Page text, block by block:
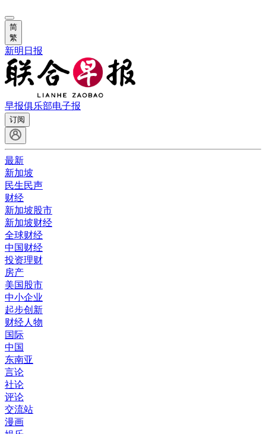
简
繁
新明日报
早报俱乐部电子报
订阅
最新
新加坡
民生民声
财经
新加坡股市
新加坡财经
全球财经
中国财经
投资理财
房产
美国股市
中小企业
起步创新
财经人物
国际
中国
东南亚
言论
社论
评论
交流站
漫画